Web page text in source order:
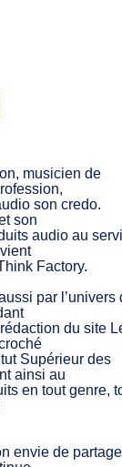
musicien de
son credo.
son
audio au
Factory.
par l’univers
du site
Supérieur des
ainsi au
en tout genre,
envie de